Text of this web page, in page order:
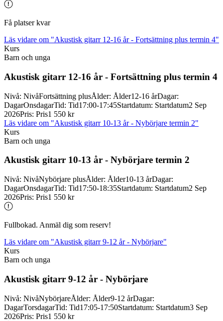
Få platser kvar
Läs vidare om "Akustisk gitarr 12-16 år - Fortsättning plus termin 4"
Kurs
Barn och unga
Akustisk gitarr 12-16 år - Fortsättning plus termin 4
Nivå: NivåFortsättning plusÅlder: Ålder12-16 årDagar:
DagarOnsdagarTid: Tid17:00-17:45Startdatum: Startdatum2 Sep
2026Pris: Pris1 550 kr
Läs vidare om "Akustisk gitarr 10-13 år - Nybörjare termin 2"
Kurs
Barn och unga
Akustisk gitarr 10-13 år - Nybörjare termin 2
Nivå: NivåNybörjare plusÅlder: Ålder10-13 årDagar:
DagarOnsdagarTid: Tid17:50-18:35Startdatum: Startdatum2 Sep
2026Pris: Pris1 550 kr
Fullbokad. Anmäl dig som reserv!
Läs vidare om "Akustisk gitarr 9-12 år - Nybörjare"
Kurs
Barn och unga
Akustisk gitarr 9-12 år - Nybörjare
Nivå: NivåNybörjareÅlder: Ålder9-12 årDagar:
DagarTorsdagarTid: Tid17:05-17:50Startdatum: Startdatum3 Sep
2026Pris: Pris1 550 kr